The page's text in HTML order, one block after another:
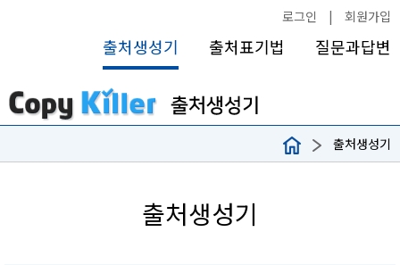
로그인 | 회원가입
출처생성기 출처표기법 질문과답변
출처생성기
출처생성기